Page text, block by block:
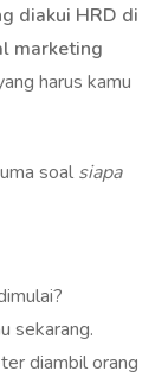
diakui HRD di
marketing
harus kamu
soal siapa
sekarang.
diambil orang